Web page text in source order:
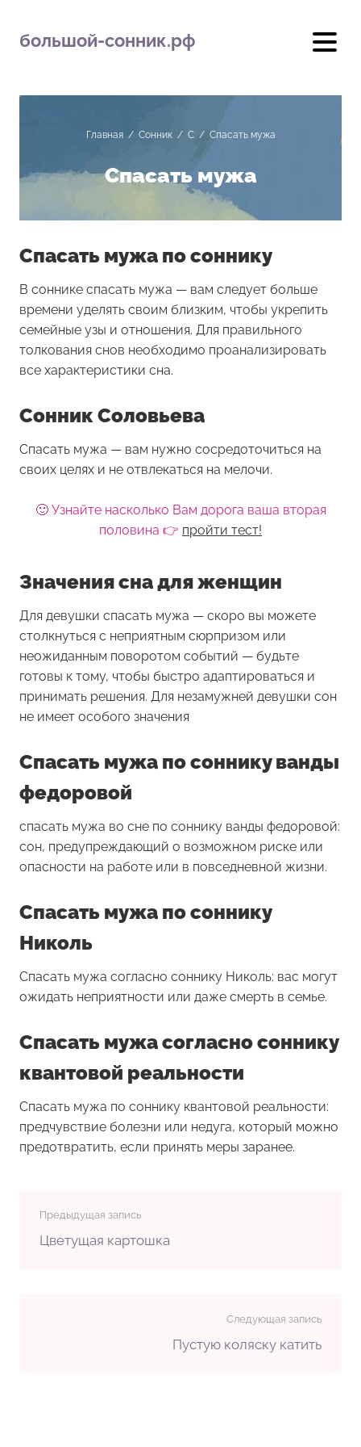
большой-сонник.рф
Главная/ Сонник/ С/ Спасать мужа
Спасать мужа
Спасать мужа по соннику
В соннике спасать мужа — вам следует больше
времени уделять своим близким, чтобы укрепить
семейные узы и отношения. Для правильного
толкования снов необходимо проанализировать
все характеристики сна.
Сонник Соловьева
Спасать мужа — вам нужно сосредоточиться на
своих целях и не отвлекаться на мелочи.
🙂 Узнайте насколько Вам дорога ваша вторая
половина 👉 пройти тест!
Значения сна для женщин
Для девушки спасать мужа — скоро вы можете
столкнуться с неприятным сюрпризом или
неожиданным поворотом событий — будьте
готовы к тому, чтобы быстро адаптироваться и
принимать решения. Для незамужней девушки сон
не имеет особого значения
Спасать мужа по соннику ванды
федоровой
спасать мужа во сне по соннику ванды федоровой:
сон, предупреждающий о возможном риске или
опасности на работе или в повседневной жизни.
Спасать мужа по соннику
Николь
Спасать мужа согласно соннику Николь: вас могут
ожидать неприятности или даже смерть в семье.
Спасать мужа согласно соннику
квантовой реальности
Спасать мужа по соннику квантовой реальности:
предчувствие болезни или недуга, который можно
предотвратить, если принять меры заранее.
Предыдущая запись
Цветущая картошка
Следующая запись
Пустую коляску катить